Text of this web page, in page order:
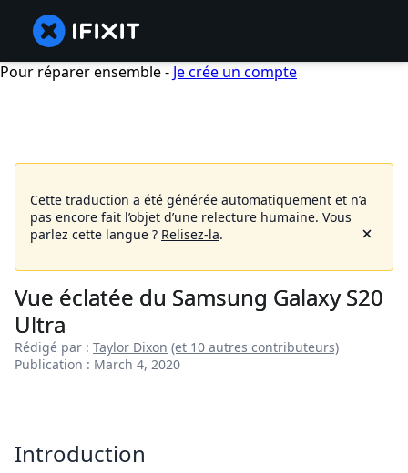
Pour réparer ensemble - Je crée un compte
Cette traduction a été générée automatiquement et n’a
pas encore fait l’objet d’une relecture humaine. Vous
parlez cette langue ? Relisez-la.
Vue éclatée du Samsung Galaxy S20
Ultra
Rédigé par : Taylor Dixon (et 10 autres contributeurs)
Publication : March 4, 2020
Introduction